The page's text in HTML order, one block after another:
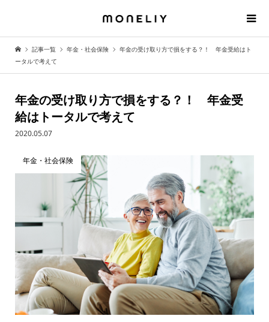
記事一覧 年金・社会保険
年金の受け取り方で損をする？！ 年金受給はト
ータルで考えて
年金の受け取り方で損をする？！ 年金受
給はトータルで考えて
2020.05.07
年金・社会保険